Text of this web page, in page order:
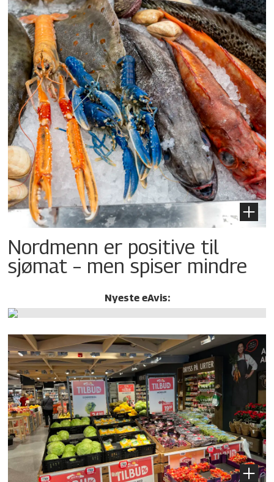
Nordmenn er positive til
sjømat – men spiser mindre
Nyeste eAvis: